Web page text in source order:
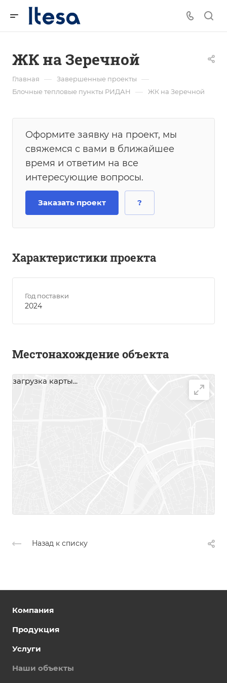
ЖК на Зеречной
Главная — Завершенные проекты —
Блочные тепловые пункты РИДАН — ЖК на Зеречной
Оформите заявку на проект, мы
свяжемся с вами в ближайшее
время и ответим на все
интересующие вопросы.
Заказать проект ?
Характеристики проекта
Год поставки
2024
Местонахождение объекта
загрузка карты...
Назад к списку
Компания
Продукция
Услуги
Наши объекты